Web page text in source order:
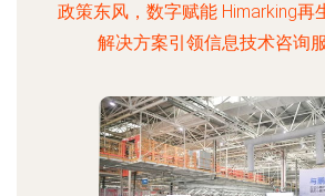
政策东风，数字赋能 Himarking再
解决方案引领信息技术咨询